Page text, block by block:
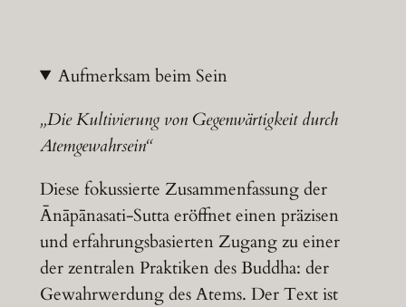
Aufmerksam beim Sein
„Die Kultivierung von Gegenwärtigkeit durch
Atemgewahrsein“
Diese fokussierte Zusammenfassung der
Ānāpānasati-Sutta eröffnet einen präzisen
und erfahrungsbasierten Zugang zu einer
der zentralen Praktiken des Buddha: der
Gewahrwerdung des Atems. Der Text ist